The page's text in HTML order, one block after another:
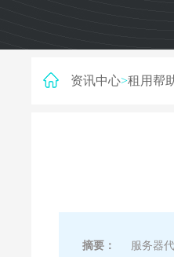
资讯中心>租用帮
摘要：
服务器代